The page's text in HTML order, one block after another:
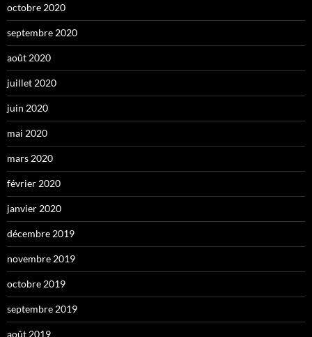
octobre 2020
septembre 2020
août 2020
juillet 2020
juin 2020
mai 2020
mars 2020
février 2020
janvier 2020
décembre 2019
novembre 2019
octobre 2019
septembre 2019
août 2019